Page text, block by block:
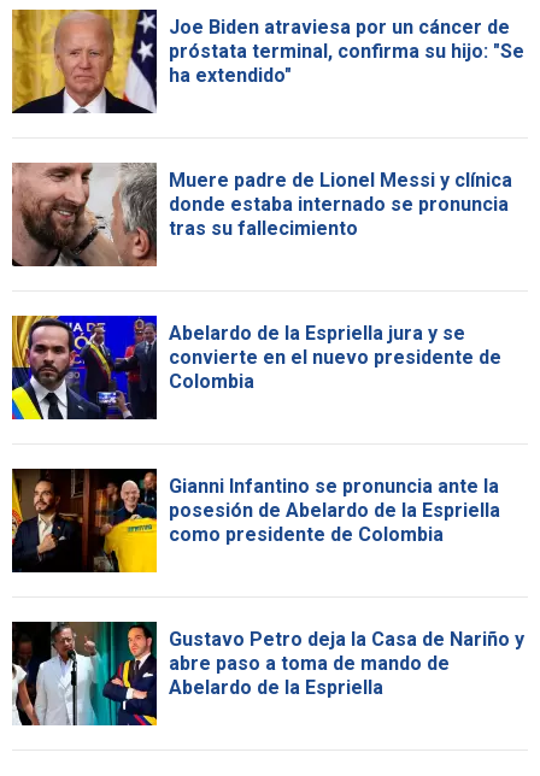
Joe Biden atraviesa por un cáncer de
próstata terminal, confirma su hijo: "Se
ha extendido"
Muere padre de Lionel Messi y clínica
donde estaba internado se pronuncia
tras su fallecimiento
Abelardo de la Espriella jura y se
convierte en el nuevo presidente de
Colombia
Gianni Infantino se pronuncia ante la
posesión de Abelardo de la Espriella
como presidente de Colombia
Gustavo Petro deja la Casa de Nariño y
abre paso a toma de mando de
Abelardo de la Espriella